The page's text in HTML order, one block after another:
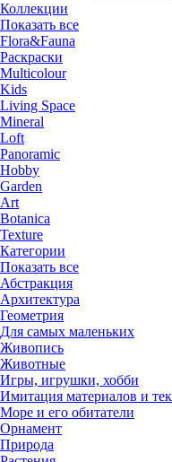
Коллекции
Показать все
Flora&Fauna
Раскраски
Multicolour
Kids
Living Space
Mineral
Loft
Panoramic
Hobby
Garden
Art
Botanica
Texture
Категории
Показать все
Абстракция
Архитектура
Геометрия
Для самых маленьких
Живопись
Животные
Игры, игрушки, хобби
Имитация материалов и
Море и его обитатели
Орнамент
Природа